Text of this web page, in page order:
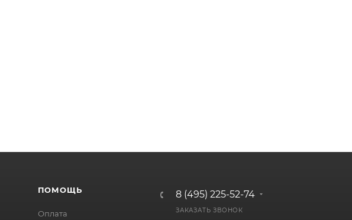
ПОМОЩЬ
Оплата
8 (495) 225-52-74
ЗАКАЗАТЬ ЗВОНОК